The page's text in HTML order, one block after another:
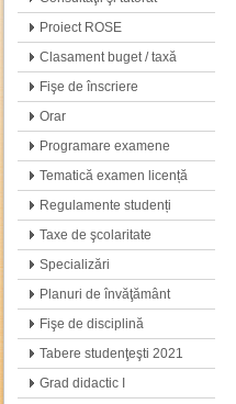
Proiect ROSE
Clasament buget / taxă
Fişe de înscriere
Orar
Programare examene
Tematică examen licență
Regulamente studenți
Taxe de şcolaritate
Specializări
Planuri de învăţământ
Fişe de disciplină
Tabere studenţeşti 2021
Grad didactic I